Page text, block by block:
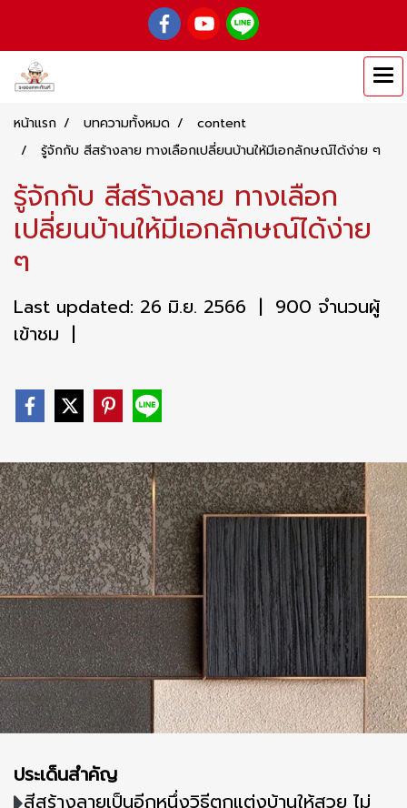
หน้าแรก บทความทั้งหมด
content
รู้จักกับ สีสร้างลาย ทางเลือกเปลี่ยนบ้านให้มีเอกลักษณ์ได้ง่าย ๆ
รู้จักกับ สีสร้างลาย ทางเลือก
เปลี่ยนบ้านให้มีเอกลักษณ์ได้ง่าย
ๆ
Last updated: 26 มิ.ย. 2566 | 900 จำนวนผู้
เข้าชม |
ประเด็นสำคัญ
สีสร้างลายเป็นอีกหนึ่งวิธีตกแต่งบ้านให้สวย ไม่